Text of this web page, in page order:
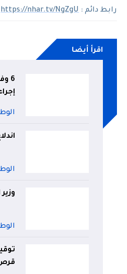
رابط دائم :https://nhar.tv/NgZgU
اقرأ أيضا
6
قرص